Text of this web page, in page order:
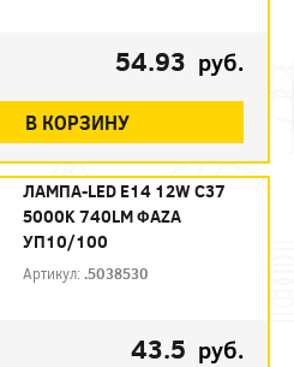
54.93 руб.
В КОРЗИНУ
ЛАМПА-LED E14 12W С37
5000K 740LM ФАZА
УП10/100
Артикул: .5038530
43.5 руб.